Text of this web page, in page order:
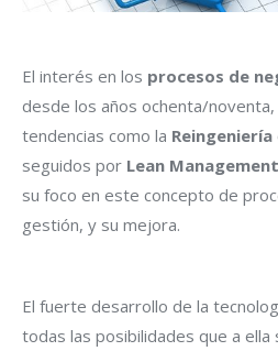
El interés en los procesos de
desde los años ochenta/
tendencias como la Reingeniería
seguidos por Lean Management
su foco en este concepto de
gestión, y su mejora.
El fuerte desarrollo de la
todas las posibilidades que a ella